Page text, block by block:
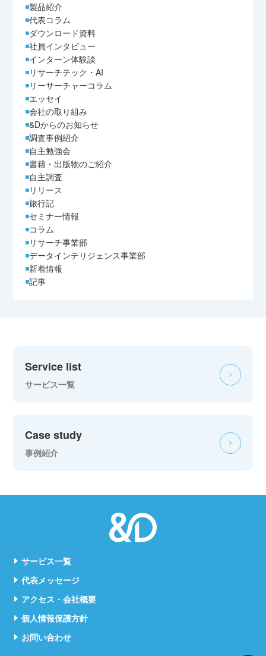
製品紹介
代表コラム
ダウンロード資料
社員インタビュー
インターン体験談
リサーチテック・AI
リーサーチャーコラム
エッセイ
会社の取り組み
&Dからのお知らせ
調査事例紹介
自主勉強会
書籍・出版物のご紹介
自主調査
リリース
旅行記
セミナー情報
コラム
リサーチ事業部
データインテリジェンス事業部
新着情報
記事
Service list
サービス一覧
Case study
事例紹介
サービス一覧
代表メッセージ
アクセス・会社概要
個人情報保護方針
お問い合わせ